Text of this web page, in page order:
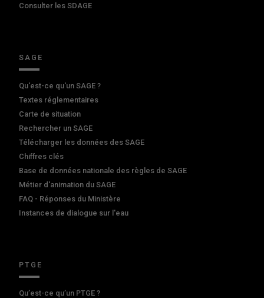
Consulter les SDAGE
SAGE
Qu'est-ce qu'un SAGE ?
Textes réglementaires
Carte de situation
Rechercher un SAGE
Télécharger les données des SAGE
Chiffres clés
Base de données nationale des règles de SAGE
Métier d'animation du SAGE
FAQ - Réponses du Ministère
Instances de dialogue sur l'eau
PTGE
Qu’est-ce qu’un PTGE ?